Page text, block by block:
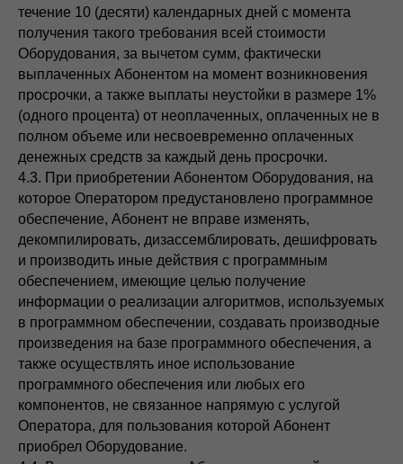
течение 10 (десяти) календарных дней с момента
получения такого требования всей стоимости
Оборудования, за вычетом сумм, фактически
выплаченных Абонентом на момент возникновения
просрочки, а также выплаты неустойки в размере 1%
(одного процента) от неоплаченных, оплаченных не в
полном объеме или несвоевременно оплаченных
денежных средств за каждый день просрочки.
4.3. При приобретении Абонентом Оборудования, на
которое Оператором предустановлено программное
обеспечение, Абонент не вправе изменять,
декомпилировать, дизассемблировать, дешифровать
и производить иные действия с программным
обеспечением, имеющие целью получение
информации о реализации алгоритмов, используемых
в программном обеспечении, создавать производные
произведения на базе программного обеспечения, а
также осуществлять иное использование
программного обеспечения или любых его
компонентов, не связанное напрямую с услугой
Оператора, для пользования которой Абонент
приобрел Оборудование.